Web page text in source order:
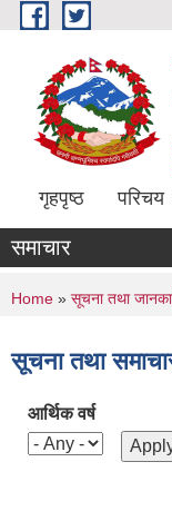
Skip to main content
गृहपृष्ठ परिचय
समाचार
You are
Home » सूचना तथा
सूचना तथा
आर्थिक वर्ष